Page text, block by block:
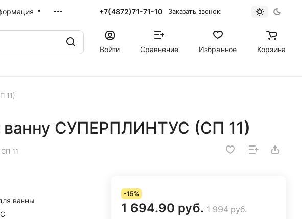
+7(4872)71-71-10 Заказать звонок
Войти Сравнение Избранное Корзина
11)
ванну СУПЕРПЛИНТУС (СП 11)
СП 11
ванны
-15%
1 694.90 руб. 1 994 руб.